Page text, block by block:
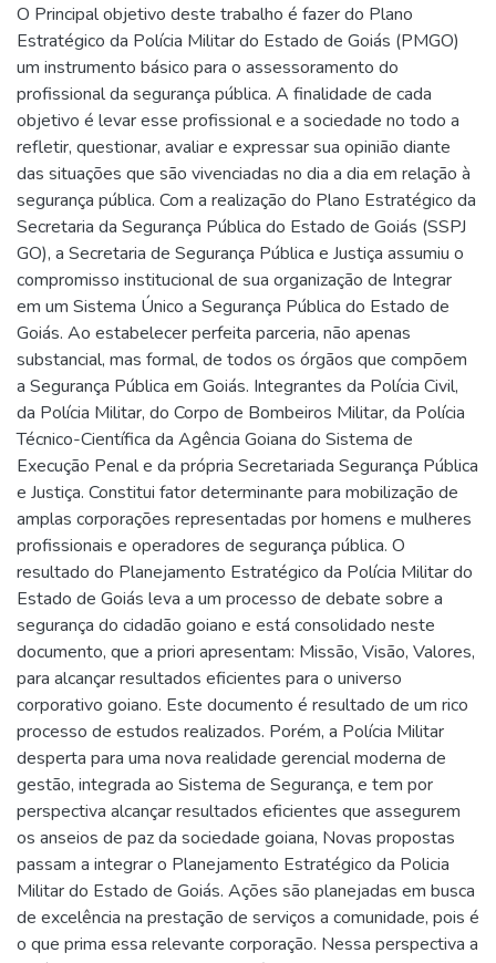
O Principal objetivo deste trabalho é fazer do Plano
Estratégico da Polícia Militar do Estado de Goiás (PMGO)
um instrumento básico para o assessoramento do
profissional da segurança pública. A finalidade de cada
objetivo é levar esse profissional e a sociedade no todo a
refletir, questionar, avaliar e expressar sua opinião diante
das situações que são vivenciadas no dia a dia em relação à
segurança pública. Com a realização do Plano Estratégico da
Secretaria da Segurança Pública do Estado de Goiás (SSPJ
GO), a Secretaria de Segurança Pública e Justiça assumiu o
compromisso institucional de sua organização de Integrar
em um Sistema Único a Segurança Pública do Estado de
Goiás. Ao estabelecer perfeita parceria, não apenas
substancial, mas formal, de todos os órgãos que compõem
a Segurança Pública em Goiás. Integrantes da Polícia Civil,
da Polícia Militar, do Corpo de Bombeiros Militar, da Polícia
Técnico-Científica da Agência Goiana do Sistema de
Execução Penal e da própria Secretariada Segurança Pública
e Justiça. Constitui fator determinante para mobilização de
amplas corporações representadas por homens e mulheres
profissionais e operadores de segurança pública. O
resultado do Planejamento Estratégico da Polícia Militar do
Estado de Goiás leva a um processo de debate sobre a
segurança do cidadão goiano e está consolidado neste
documento, que a priori apresentam: Missão, Visão, Valores,
para alcançar resultados eficientes para o universo
corporativo goiano. Este documento é resultado de um rico
processo de estudos realizados. Porém, a Polícia Militar
desperta para uma nova realidade gerencial moderna de
gestão, integrada ao Sistema de Segurança, e tem por
perspectiva alcançar resultados eficientes que assegurem
os anseios de paz da sociedade goiana, Novas propostas
passam a integrar o Planejamento Estratégico da Policia
Militar do Estado de Goiás. Ações são planejadas em busca
de excelência na prestação de serviços a comunidade, pois é
o que prima essa relevante corporação. Nessa perspectiva a